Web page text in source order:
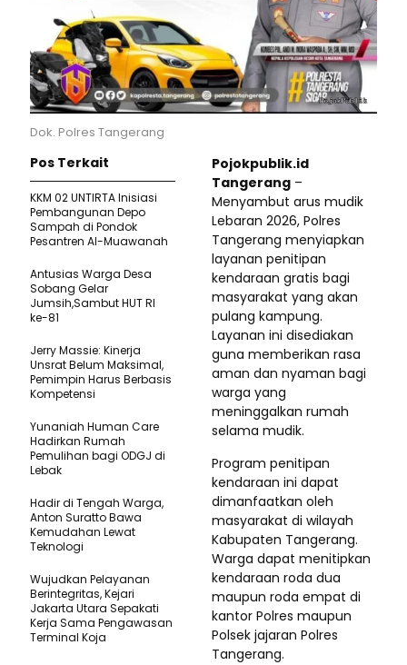
Dok. Polres Tangerang
Pojokpublik.id
Tangerang –
Menyambut arus mudik
Lebaran 2026, Polres
Tangerang menyiapkan
layanan penitipan
kendaraan gratis bagi
masyarakat yang akan
pulang kampung.
Layanan ini disediakan
guna memberikan rasa
aman dan nyaman bagi
warga yang
meninggalkan rumah
selama mudik.
Program penitipan
kendaraan ini dapat
dimanfaatkan oleh
masyarakat di wilayah
Kabupaten Tangerang.
Warga dapat menitipkan
kendaraan roda dua
maupun roda empat di
kantor Polres maupun
Polsek jajaran Polres
Tangerang.
Pos Terkait
KKM 02 UNTIRTA Inisiasi
Pembangunan Depo
Sampah di Pondok
Pesantren Al-Muawanah
Antusias Warga Desa
Sobang Gelar
Jumsih,Sambut HUT RI
ke-81
Jerry Massie: Kinerja
Unsrat Belum Maksimal,
Pemimpin Harus Berbasis
Kompetensi
Yunaniah Human Care
Hadirkan Rumah
Pemulihan bagi ODGJ di
Lebak
Hadir di Tengah Warga,
Anton Suratto Bawa
Kemudahan Lewat
Teknologi ​
Wujudkan Pelayanan
Berintegritas, Kejari
Jakarta Utara Sepakati
Kerja Sama Pengawasan
Terminal Koja